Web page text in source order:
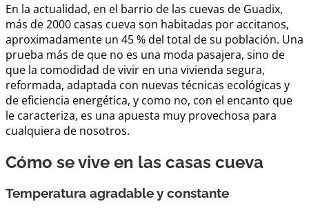
En la actualidad, en el barrio de las cuevas de Guadix,
más de 2000 casas cueva son habitadas por accitanos,
aproximadamente un 45 % del total de su población. Una
prueba más de que no es una moda pasajera, sino de
que la comodidad de vivir en una vivienda segura,
reformada, adaptada con nuevas técnicas ecológicas y
de eficiencia energética, y como no, con el encanto que
le caracteriza, es una apuesta muy provechosa para
cualquiera de nosotros.
Cómo se vive en las casas cueva
Temperatura agradable y constante